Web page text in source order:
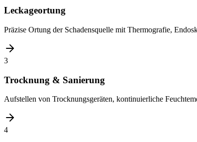
Leckageortung
Präzise Ortung der Schadensquelle mit Thermografie,
3
Trocknung & Sanierung
Aufstellen von Trocknungsgeräten, kontinuierliche
4